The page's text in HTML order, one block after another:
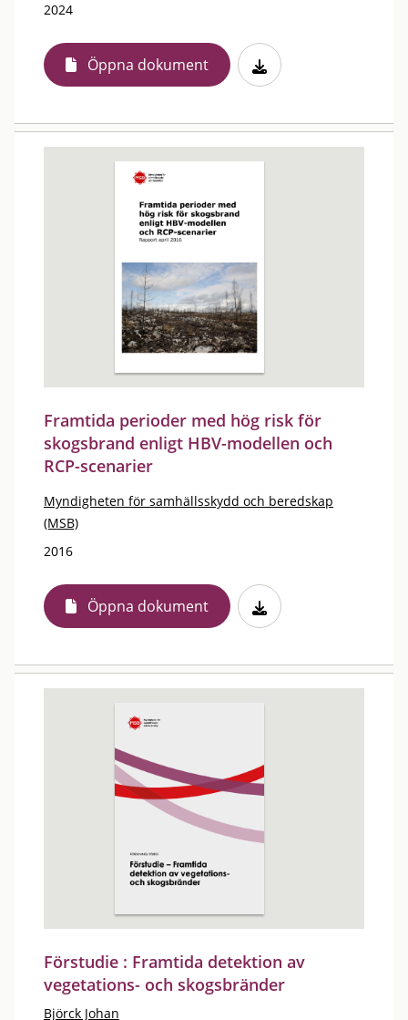
2024
Öppna dokument
Framtida perioder med hög risk för
skogsbrand enligt HBV-modellen och
RCP-scenarier
Myndigheten för samhällsskydd och beredskap
(MSB)
2016
Öppna dokument
Förstudie : Framtida detektion av
vegetations- och skogsbränder
Björck Johan